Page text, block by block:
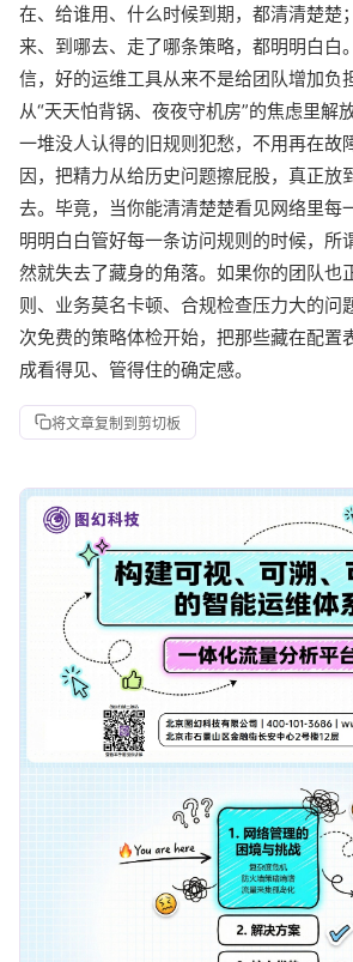
在、给谁用、什么时候到期，都清清楚楚
来、到哪去、走了哪条策略，都明明白白
信，好的运维工具从来不是给团队增加负
从“天天怕背锅、夜夜守机房”的焦虑里解
一堆没人认得的旧规则犯愁，不用再在故
因，把精力从给历史问题擦屁股，真正放
去。毕竟，当你能清清楚楚看见网络里每
明明白白管好每一条访问规则的时候，所
然就失去了藏身的角落。如果你的团队也
则、业务莫名卡顿、合规检查压力大的问
次免费的策略体检开始，把那些藏在配置
成看得见、管得住的确定感。
将文章复制到剪切板